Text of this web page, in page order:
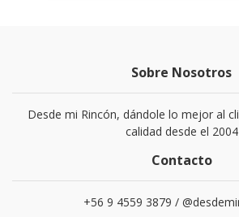
Sobre Nosotros
Desde mi Rincón, dándole lo mejor al
calidad desde el 2004
Contacto
+56 9 4559 3879 /